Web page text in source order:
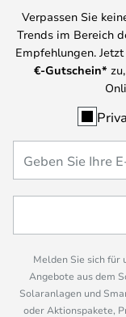
Verpassen Sie
Trends im Bereich
Empfehlungen.
€-Gutschein*
Melden Sie sich
Angebote aus dem
Solaranlagen und
oder Aktionspakete,